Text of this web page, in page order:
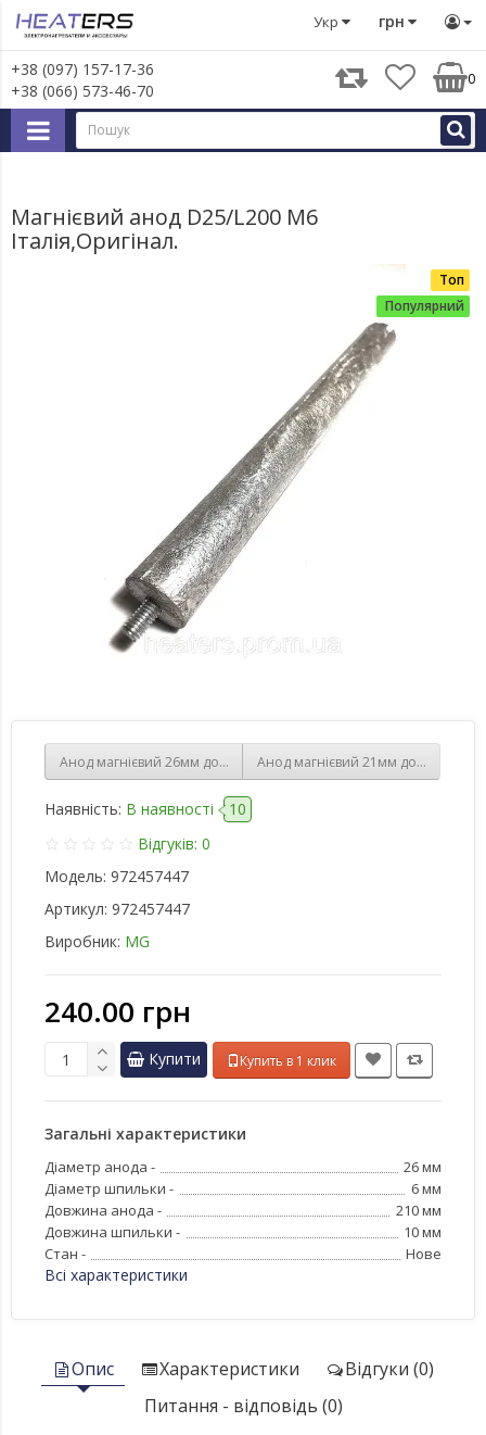
грн
Укр
+38 (097) 157-17-36
+38 (066) 573-46-70
0
Запчастини для великої побутової техніки Запчастини
Магнієвий анод D25/L200 М6
Італія,Оригінал.
Топ
Популярний
Анод магнієвий 26мм довжина 400мм 26х400/М8х25
Анод магнієвий 21мм довжина
Наявність: В наявності
10
Відгуків: 0
Модель: 972457447
Артикул: 972457447
Виробник: MG
240.00 грн
Купити Купить в 1 клик
Загальні характеристики
Діаметр анода -
26 мм
Діаметр шпильки -
6 мм
Довжина анода -
210 мм
Довжина шпильки -
10 мм
Стан -
Нове
Всі характеристики
Опис Характеристики
Відгуки (0)
Питання - відповідь (0)